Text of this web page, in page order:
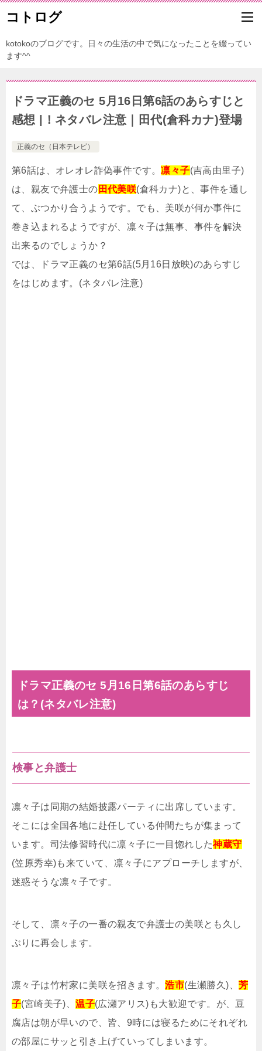
コトログ
kotokoのブログです。日々の生活の中で気になったことを綴ってい
ます^^
ドラマ正義のセ 5月16日第6話のあらすじと
感想 |！ネタバレ注意｜田代(倉科カナ)登場
正義のセ（日本テレビ）
第6話は、オレオレ詐偽事件です。凛々子(吉高由里子)
は、親友で弁護士の 田代美咲(倉科カナ)と、事件を通し
て、ぶつかり合うようです。でも、美咲が何か事件に
巻き込まれるようですが、凛々子は無事、事件を解決
出来るのでしょうか？
では、ドラマ正義のセ第6話(5月16日放映)のあらすじ
をはじめます。(ネタバレ注意)
ドラマ正義のセ 5月16日第6話のあらすじ
は？(ネタバレ注意)
検事と弁護士
凛々子は同期の結婚披露パーティに出席しています。
そこには全国各地に赴任している仲間たちが集まって
います。司法修習時代に凛々子に一目惚れした神蔵守
(笠原秀幸)も来ていて、凛々子にアプローチしますが、
迷惑そうな凛々子です。
そして、凛々子の一番の親友で弁護士の美咲とも久し
ぶりに再会します。
凛々子は竹村家に美咲を招きます。浩市(生瀬勝久)、芳
子(宮崎美子)、温子(広瀬アリス)も大歓迎です。が、豆
腐店は朝が早いので、皆、9時には寝るためにそれぞれ
の部屋にサッと引き上げていってしまいます。